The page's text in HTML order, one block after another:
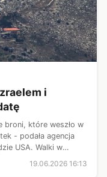
i
broni, które weszło w
- podała agencja
USA. Walki w
19.06.2026 16:13